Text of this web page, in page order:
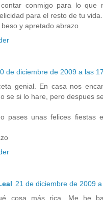
conmigo para lo que
para el resto de tu
beso y apretado abrazo
de diciembre de 2009 a las
genial. En casa nos
se si lo hare, pero despues
pases unas felices fiestas
21 de diciembre de 2009
cosa más rica. Me he